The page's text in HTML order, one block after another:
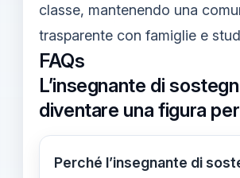
classe, mantenendo una
trasparente con famiglie e
FAQs
L’insegnante di
diventare una figura
Perché l’insegnante di